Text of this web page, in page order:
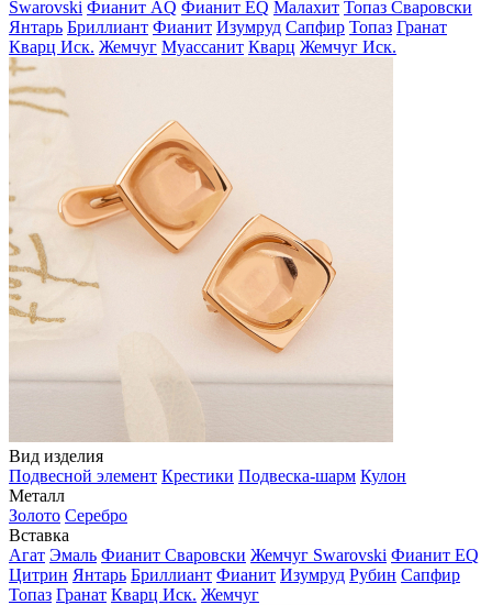
Swarovski Фианит AQ Фианит EQ Малахит Топаз Сваровски
Янтарь Бриллиант Фианит Изумруд Сапфир Топаз Гранат
Кварц Иск. Жемчуг Муассанит Кварц Жемчуг Иск.
Вид изделия
Подвесной элемент Крестики Подвеска-шарм Кулон
Металл
Золото Серебро
Вставка
Агат Эмаль Фианит Сваровски Жемчуг Swarovski Фианит EQ
Цитрин Янтарь Бриллиант Фианит Изумруд Рубин Сапфир
Топаз Гранат Кварц Иск. Жемчуг